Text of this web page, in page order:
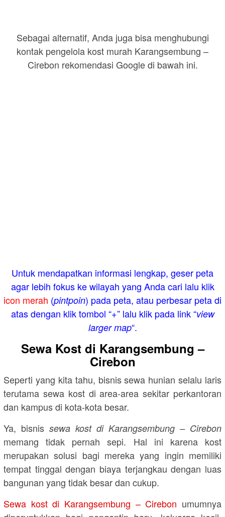
Sebagai alternatif, Anda juga bisa menghubungi
kontak pengelola kost murah Karangsembung –
Cirebon rekomendasi Google di bawah ini.
Untuk mendapatkan informasi lengkap, geser peta
agar lebih fokus ke wilayah yang Anda cari lalu klik
icon merah (pintpoin) pada peta, atau perbesar peta di
atas dengan klik tombol “+” lalu klik pada link “view
larger map“.
Sewa Kost di Karangsembung –
Cirebon
Seperti yang kita tahu, bisnis sewa hunian selalu laris
terutama sewa kost di area-area sekitar perkantoran
dan kampus di kota-kota besar.
Ya, bisnis sewa kost di Karangsembung – Cirebon
memang tidak pernah sepi. Hal ini karena kost
merupakan solusi bagi mereka yang ingin memiliki
tempat tinggal dengan biaya terjangkau dengan luas
bangunan yang tidak besar dan cukup.
Sewa kost di Karangsembung – Cirebon umumnya